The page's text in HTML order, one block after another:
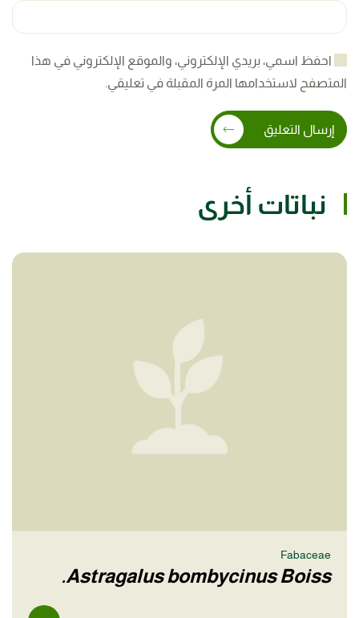
احفظ اسمي، بريدي الإلكتروني، والموقع الإلكتروني في هذا
المتصفح لاستخدامها المرة المقبلة في تعليقي.
إرسال التعليق
نباتات أخرى
Fabaceae
Astragalus bombycinus Boiss.